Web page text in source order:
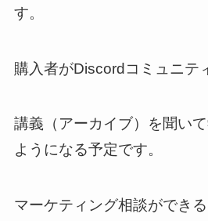
す。
購入者がDiscordコミュニテ
講義（アーカイブ）を聞い
ようになる予定です。
マーケティング相談ができ